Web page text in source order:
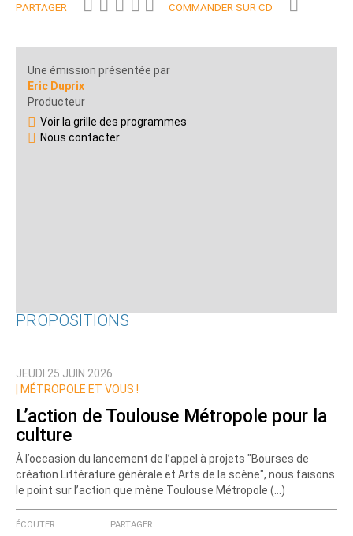
PARTAGER COMMANDER SUR CD
Une émission présentée par
Eric Duprix
Producteur
Voir la grille des programmes
Nous contacter
PROPOSITIONS
JEUDI 25 JUIN 2026
MÉTROPOLE ET VOUS !
L’action de Toulouse Métropole pour la
culture
À l’occasion du lancement de l’appel à projets "Bourses de
création Littérature générale et Arts de la scène", nous faisons
le point sur l’action que mène Toulouse Métropole (…)
ÉCOUTER PARTAGER